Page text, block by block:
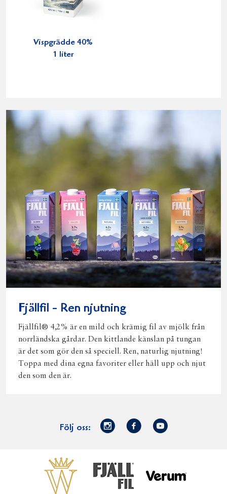
Vispgrädde 40%
1 liter
Fjällfil - Ren njutning
Fjällfil® 4,2% är en mild och krämig fil av mjölk från
norrländska gårdar. Den kittlande känslan på tungan
är det som gör den så speciell. Ren, naturlig njutning!
Toppa med dina egna favoriter eller häll upp och njut
den som den är.
Följ oss:
Norrmejerier
Facebook
Youtube
Gör gott för Norrländska
VästerbottensostFjällfil